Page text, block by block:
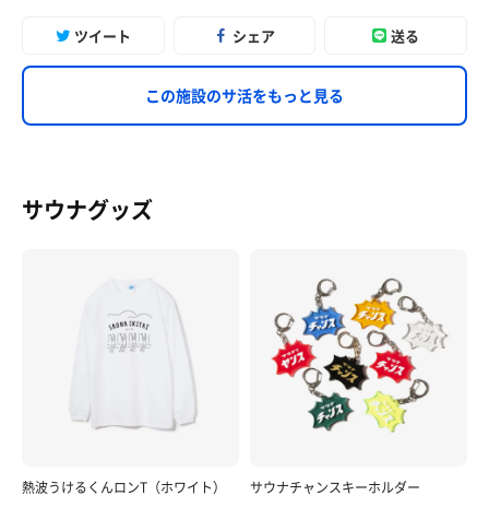
ツイート シェア 送る
この施設のサ活をもっと見る
サウナグッズ
熱波うけるくんロンT（ホワイト） サウナチャンスキーホルダー